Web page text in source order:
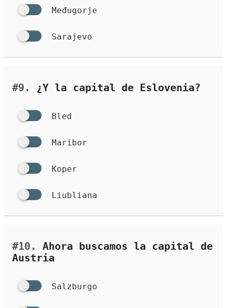
Međugorje
Sarajevo
#9. ¿Y la capital de Eslovenia?
Bled
Maribor
Koper
Liubliana
#10.
Ahora buscamos la capital de
Austria
Salzburgo